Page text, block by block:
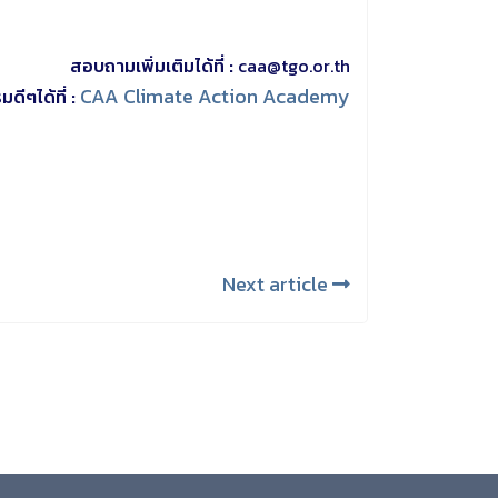
สอบถามเพิ่มเติมได้ที่ : caa@tgo.or.th
ดีๆได้ที่ : CAA Climate Action Academy
Next article